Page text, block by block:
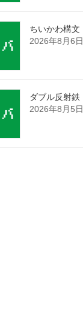
ちいかわ構文
2026年8月6日
ダブル反射鉄
2026年8月5日